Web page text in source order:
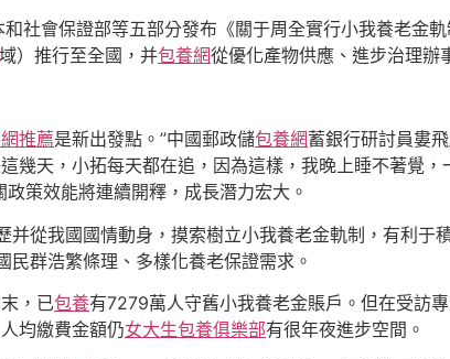
社會保證部等五部分發布《關于周全實行小我養老金軌
域）推行至全國，并包養網從優化產物供應、進步治理辦
推薦是新出發點。”中國郵政儲包養網蓄銀行研討員婁
幾天，小拓每天都在追，因為這樣，我晚上睡不著覺
策效能將連續開釋，成長潛力宏大。
并從我國國情動身，摸索樹立小我養老金軌制，有利于
群浩繁條理、多樣化養老保證需求。
，已包養有7279萬人守舊小我養老金賬戶。但在受訪
均繳費金額仍女大生包養俱樂部有很年夜進步空間。